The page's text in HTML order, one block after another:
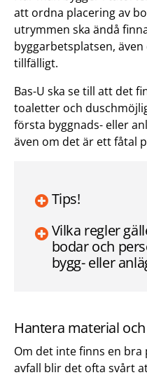
att ordna placering av
utrymmen ska ändå
byggarbetsplatsen,
tillfälligt.
Bas-U ska se till att det
toaletter och
första byggnads- eller
även om det är ett fåtal
Tips!
Vilka regler
bodar och
bygg- eller
Hantera material
Om det inte finns en
avfall blir det ofta svårt